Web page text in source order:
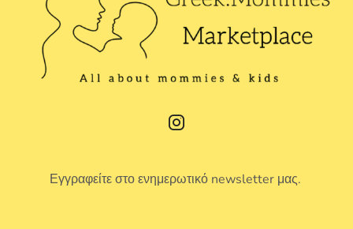
Εγγραφείτε στο ενημερωτικό newsletter μας.